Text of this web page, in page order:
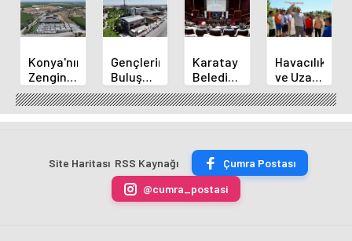
Konya'nın
Zengin
Mutfağı
GastroFest'te
Tanıtılacak
Gençlerin
Buluşma
Noktası
Talha
Bayrakçı
Yükseliyor
Karatay
Belediye
Başkanı
Kılca
Yeni
Açıkladı
Havacılık
ve Uzay
Yaz
Kursu
Başladı
Site Haritası RSS Kaynağı
Çumra Postası
@cumra_postasi